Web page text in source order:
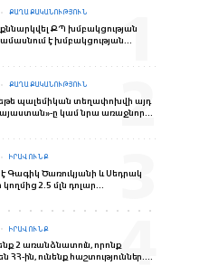
ՔԱՂԱՔԱԿԱՆՈՒԹՅՈՒՆ
ՔՊ խմբակցության
է խմբակցության
ՔԱՂԱՔԱԿԱՆՈՒԹՅՈՒՆ
պալեմիկան տեղափոխվի այդ
ը կամ նրա առաջնորդը
ԻՐԱՎՈՒՆՔ
Գագիկ Ծառուկյանի և Սեդրակ
2.5 մլն դոլար
փողերի լվացման դեպք
ԻՐԱՎՈՒՆՔ
2 առանձնատուն, որոնք
ՀՀ-ին, ունենք հաշտություններ.